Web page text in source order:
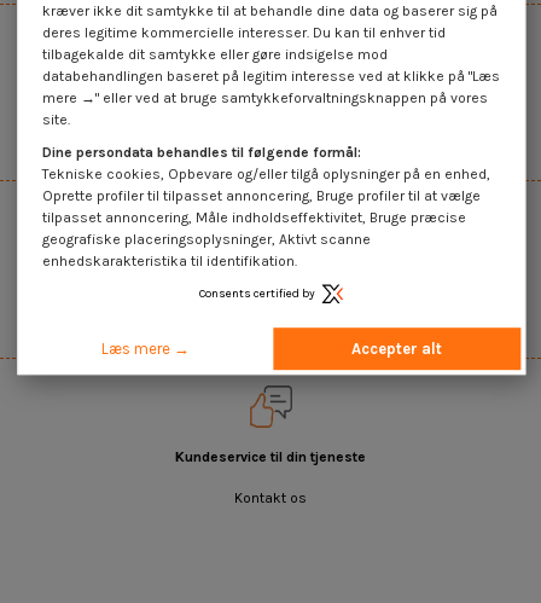
Salg af enheder og mængder
Mængdebaseret glidende pris
Kundeservice til din tjeneste
Kontakt os
kræver ikke dit samtykke til at behandle dine data og baserer sig på
deres legitime kommercielle interesser. Du kan til enhver tid
tilbagekalde dit samtykke eller gøre indsigelse mod
databehandlingen baseret på legitim interesse ved at klikke på "Læs
mere →" eller ved at bruge samtykkeforvaltningsknappen på vores
site.
Dine persondata behandles til følgende formål:
Tekniske cookies, Opbevare og/eller tilgå oplysninger på en enhed,
Oprette profiler til tilpasset annoncering, Bruge profiler til at vælge
tilpasset annoncering, Måle indholdseffektivitet, Bruge præcise
geografiske placeringsoplysninger, Aktivt scanne
enhedskarakteristika til identifikation.
Consents certified by
Læs mere → Accepter alt